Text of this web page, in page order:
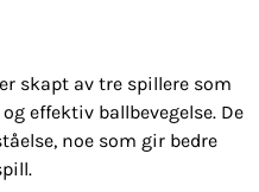
skapt av tre spillere som
effektiv ballbevegelse. De
noe som gir bedre